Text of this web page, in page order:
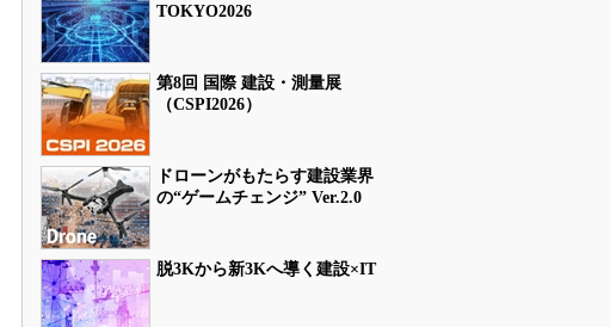
TOKYO2026
第8回 国際 建設・測量展
（CSPI2026）
ドローンがもたらす建設業界
の“ゲームチェンジ” Ver.2.0
脱3Kから新3Kへ導く建設×IT